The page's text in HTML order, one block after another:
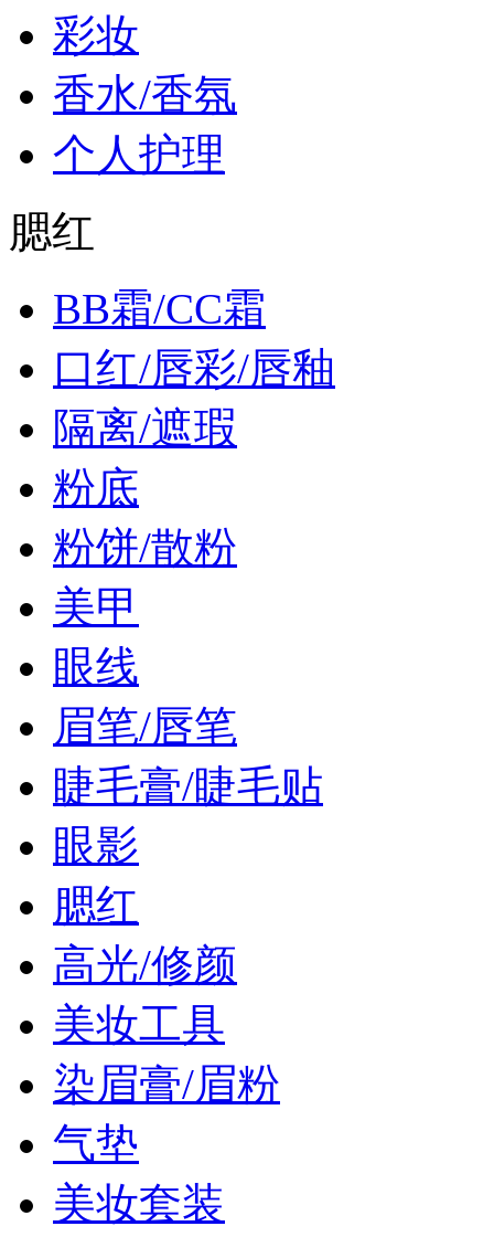
彩妆
香水/香氛
个人护理
腮红
BB霜/CC霜
口红/唇彩/唇釉
隔离/遮瑕
粉底
粉饼/散粉
美甲
眼线
眉笔/唇笔
睫毛膏/睫毛贴
眼影
腮红
高光/修颜
美妆工具
染眉膏/眉粉
气垫
美妆套装